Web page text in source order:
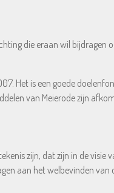
die eraan wil
Het is een goede
van Meierode zijn
zijn, dat zijn in de
aan het welbevinden